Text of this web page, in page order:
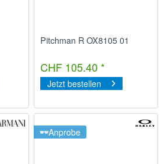
Pitchman R OX8105 01
CHF 105.40 *
Jetzt bestellen
Anprobe